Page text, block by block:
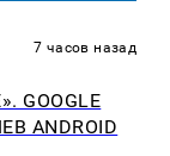
7 часов назад
ANDROID